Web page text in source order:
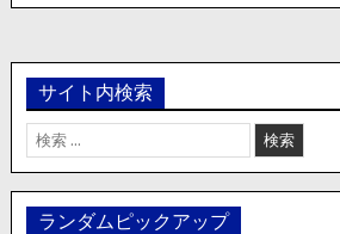
サイト内検索
検
索:
ランダムピックアップ